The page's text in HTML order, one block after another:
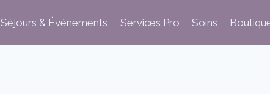
Séjours & Évènements Services Pro Soins